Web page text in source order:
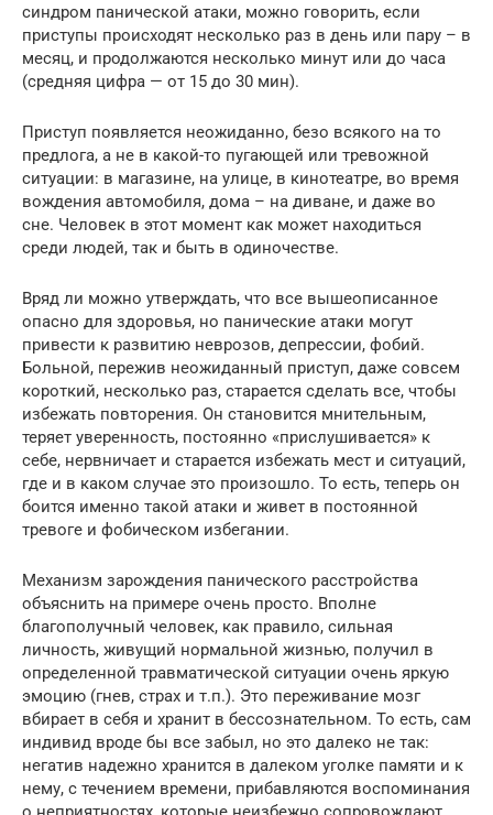
синдром панической атаки, можно говорить, если
приступы происходят несколько раз в день или пару – в
месяц, и продолжаются несколько минут или до часа
(средняя цифра — от 15 до 30 мин).
Приступ появляется неожиданно, безо всякого на то
предлога, а не в какой-то пугающей или тревожной
ситуации: в магазине, на улице, в кинотеатре, во время
вождения автомобиля, дома – на диване, и даже во
сне. Человек в этот момент как может находиться
среди людей, так и быть в одиночестве.
Вряд ли можно утверждать, что все вышеописанное
опасно для здоровья, но панические атаки могут
привести к развитию неврозов, депрессии, фобий.
Больной, пережив неожиданный приступ, даже совсем
короткий, несколько раз, старается сделать все, чтобы
избежать повторения. Он становится мнительным,
теряет уверенность, постоянно «прислушивается» к
себе, нервничает и старается избежать мест и ситуаций,
где и в каком случае это произошло. То есть, теперь он
боится именно такой атаки и живет в постоянной
тревоге и фобическом избегании.
Механизм зарождения панического расстройства
объяснить на примере очень просто. Вполне
благополучный человек, как правило, сильная
личность, живущий нормальной жизнью, получил в
определенной травматической ситуации очень яркую
эмоцию (гнев, страх и т.п.). Это переживание мозг
вбирает в себя и хранит в бессознательном. То есть, сам
индивид вроде бы все забыл, но это далеко не так:
негатив надежно хранится в далеком уголке памяти и к
нему, с течением времени, прибавляются воспоминания